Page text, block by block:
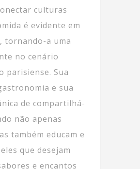
culturas
é evidente em
tornando-a uma
no cenário
parisiense. Sua
e sua
de compartilhá-
não apenas
também educam e
que desejam
e encantos